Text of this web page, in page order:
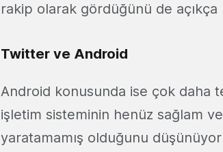
rakip olarak gördüğünü de
Twitter ve Android
Android konusunda ise çok daha
işletim sisteminin henüz sağlam
yaratamamış olduğunu